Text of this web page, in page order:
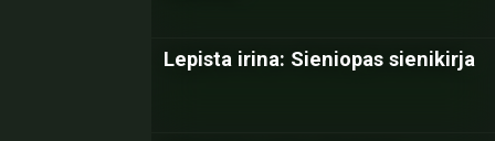
Lepista irina: Sieniopas sienikirja